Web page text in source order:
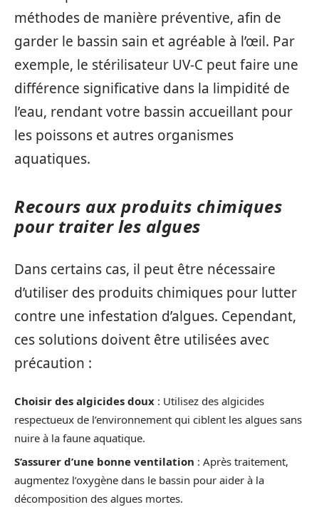
méthodes de manière préventive, afin de
garder le bassin sain et agréable à l’œil. Par
exemple, le stérilisateur UV-C peut faire une
différence significative dans la limpidité de
l’eau, rendant votre bassin accueillant pour
les poissons et autres organismes
aquatiques.
Recours aux produits chimiques
pour traiter les algues
Dans certains cas, il peut être nécessaire
d’utiliser des produits chimiques pour lutter
contre une infestation d’algues. Cependant,
ces solutions doivent être utilisées avec
précaution :
Choisir des algicides doux : Utilisez des algicides
respectueux de l’environnement qui ciblent les algues sans
nuire à la faune aquatique.
S’assurer d’une bonne ventilation : Après traitement,
augmentez l’oxygène dans le bassin pour aider à la
décomposition des algues mortes.